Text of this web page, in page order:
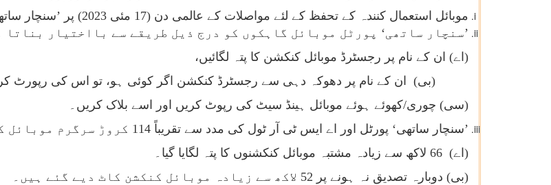
موبائل استعمال کنندہ کے تحفظ کے لئے مواصلات کے عالمی دن (17 مئی 2023) پر ’سنچار ساتھی‘پورٹل لانچ کیا گیا۔
’سنچار ساتھی‘ پورٹل موبائل گاہکوں کو درج ذیل طریقے سے بااختیار بناتا
(اے) ان کے نام پر رجسٹرڈ موبائل کنکشن کا پتہ لگائیں،
(بی) ان کے نام پر دھوکہ دہی سے رجسٹرڈ کنکشن اگر کوئی ہو، تو اس کی رپورٹ
(سی) چوری/کھوئے ہوئے موبائل ہینڈ سیٹ کی رپوٹ کریں اور اسے بلاک کریں۔
’سنچار ساتھی‘ پورٹل اور اے ایس ٹی آر ٹول کی مدد سے تقریباً 114 کروڑ سرگرم موبائل کنکشن کا تجزیہ کیا گیا ہے۔ نتیجہ یہ ہے:
(اے) 66 لاکھ سے زیادہ مشتبہ موبائل کنکشنوں کا پتہ لگایا گیا۔
(بی) دوبارہ تصدیق نہ ہونے پر 52 لاکھ سے زیادہ موبائل کنکشن کاٹ دیے گئے ہیں۔